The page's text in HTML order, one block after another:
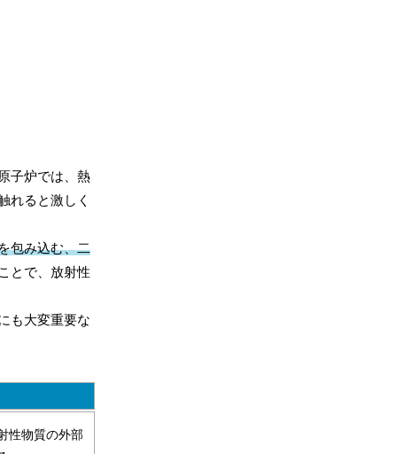
子炉では、熱
れると激しく
包み込む、二
とで、放射性
も大変重要な
性物質の外部